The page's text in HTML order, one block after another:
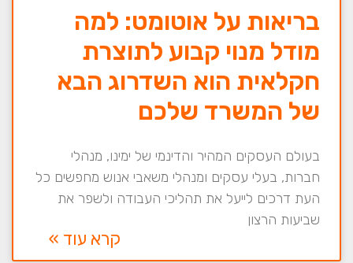
בריאות על אוטומט: למה
מודל מנוי קבוע לתוצרת
חקלאית הוא השדרוג הבא
של המשרד שלכם
בעולם העסקים המהיר והדינמי של ימינו, מנהלי
חברות, בעלי עסקים ומנהלי משאבי אנוש מחפשים כל
העת דרכים לייעל את תהליכי העבודה ולשפר את
שביעות הרצון
קרא עוד »